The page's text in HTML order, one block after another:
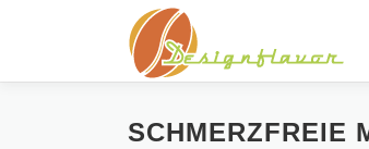
SCHMERZFREIE